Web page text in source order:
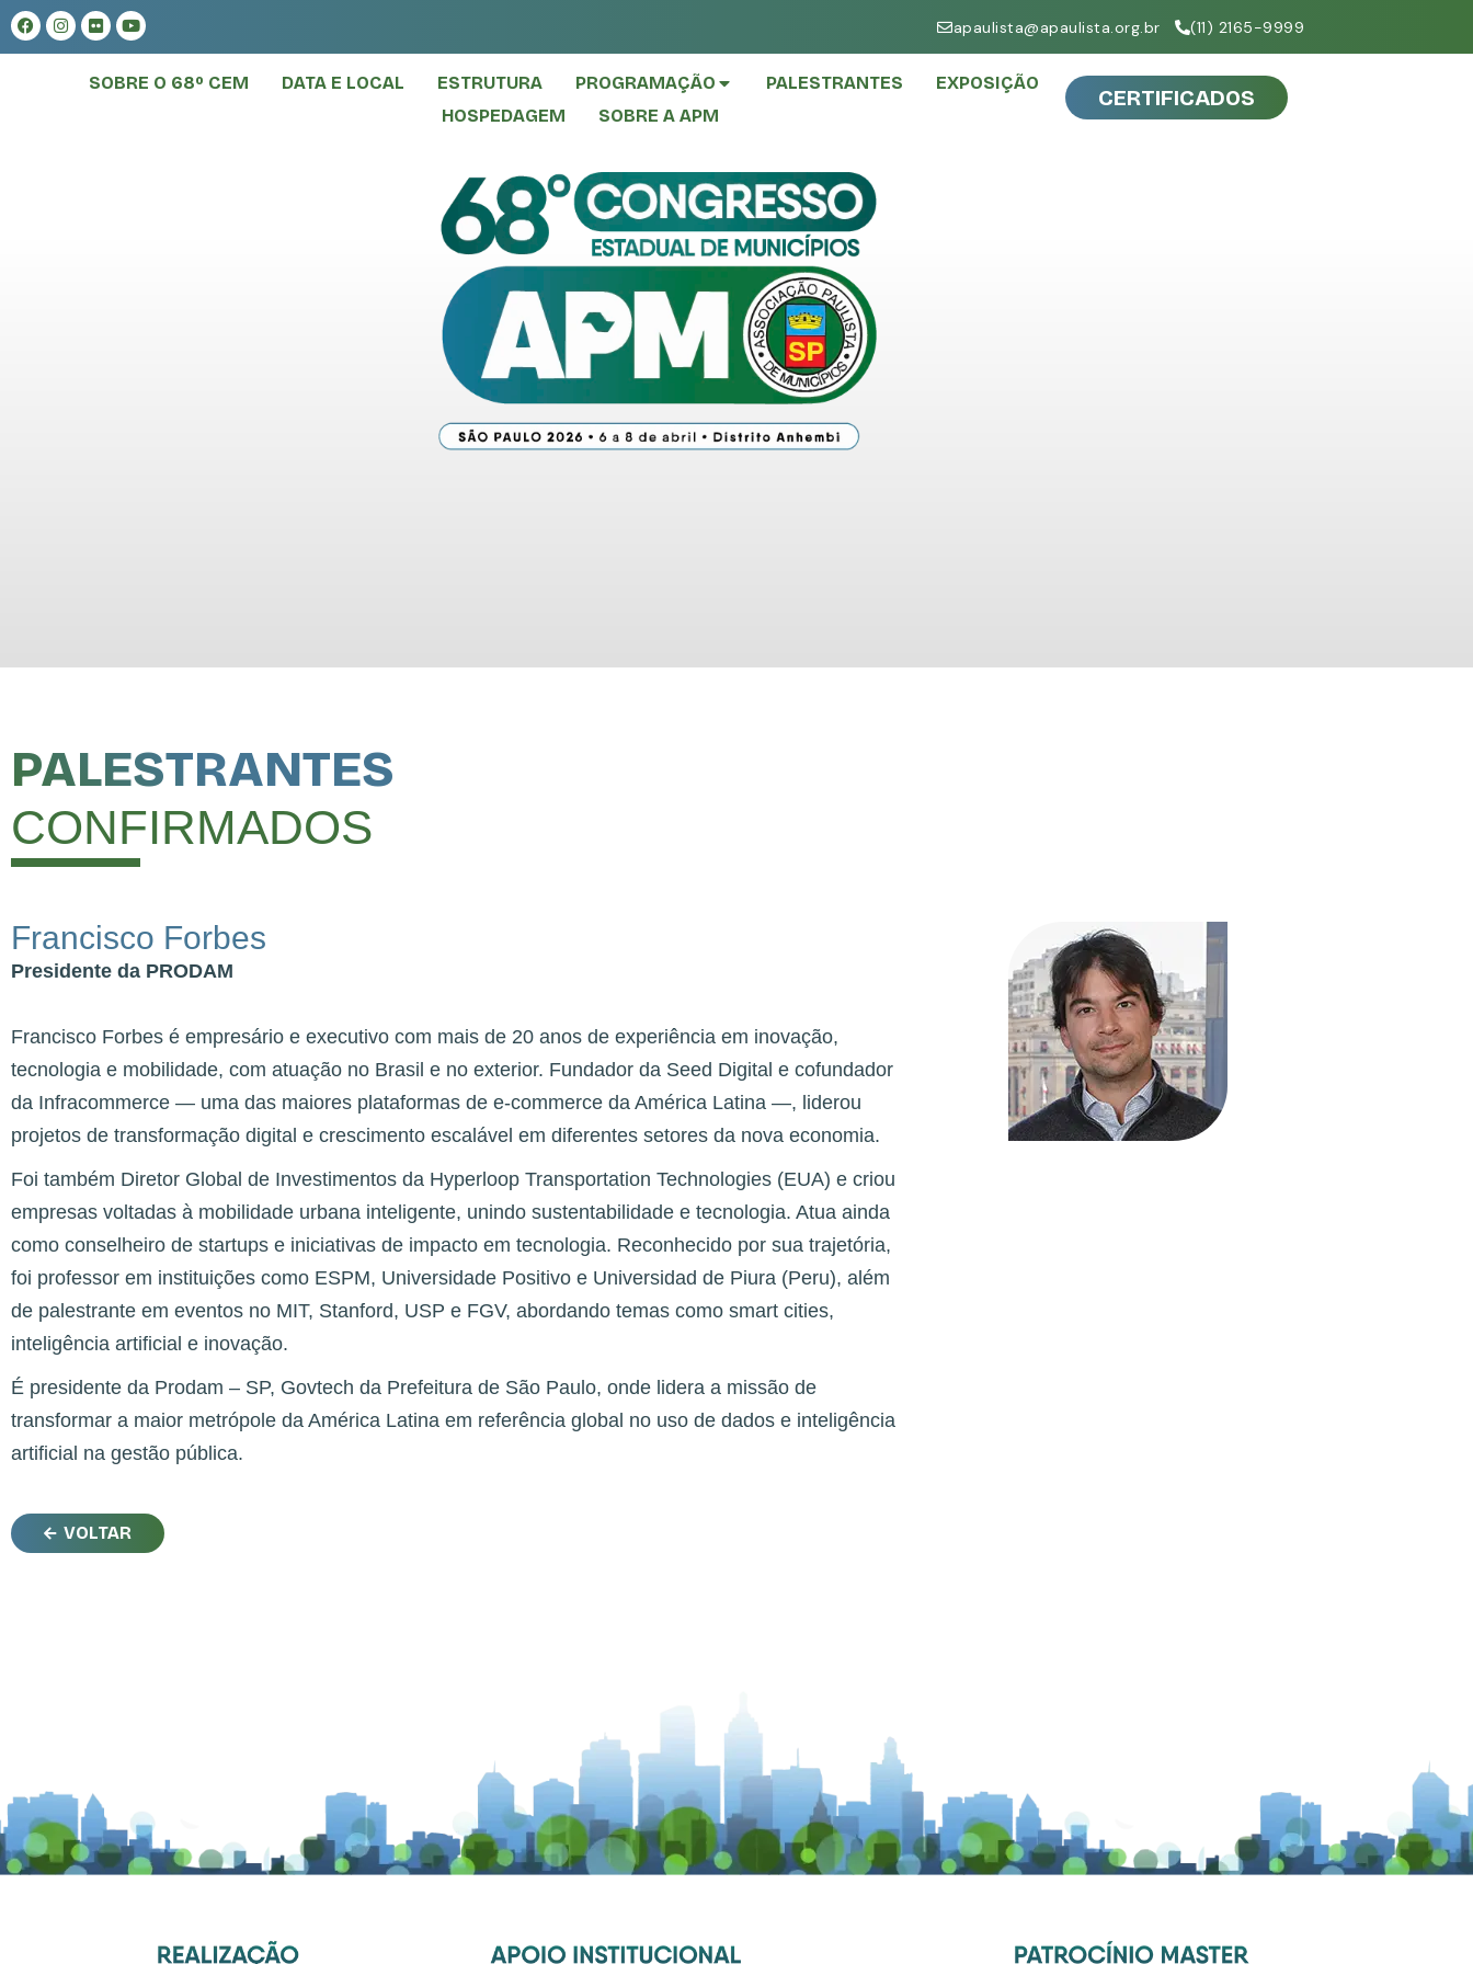
apaulista@apaulista.org.br (11) 2165-9999
SOBRE O 68º CEM DATA E LOCAL ESTRUTURA PROGRAMAÇÃO PALESTRANTES
EXPOSIÇÃO
HOSPEDAGEM
SOBRE A APM
CERTIFICADOS
PALESTRANTES
CONFIRMADOS
Francisco Forbes
Presidente da PRODAM
Francisco Forbes é empresário e executivo com mais de 20 anos de experiência em inovação,
tecnologia e mobilidade, com atuação no Brasil e no exterior. Fundador da Seed Digital e cofundador
da Infracommerce — uma das maiores plataformas de e-commerce da América Latina —, liderou
projetos de transformação digital e crescimento escalável em diferentes setores da nova economia.
Foi também Diretor Global de Investimentos da Hyperloop Transportation Technologies (EUA) e criou
empresas voltadas à mobilidade urbana inteligente, unindo sustentabilidade e tecnologia. Atua ainda
como conselheiro de startups e iniciativas de impacto em tecnologia. Reconhecido por sua trajetória,
foi professor em instituições como ESPM, Universidade Positivo e Universidad de Piura (Peru), além
de palestrante em eventos no MIT, Stanford, USP e FGV, abordando temas como smart cities,
inteligência artificial e inovação.
É presidente da Prodam – SP, Govtech da Prefeitura de São Paulo, onde lidera a missão de
transformar a maior metrópole da América Latina em referência global no uso de dados e inteligência
artificial na gestão pública.
VOLTAR